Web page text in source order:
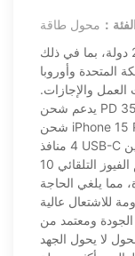
الفئة： محول طاقة
يغطي هذا المحول العالمي أكثر من 200 دولة، بما في ذلك
المتحدة وأوروبا
العمل والإجازات.
يدعم شحن PD 35W السريع، حيث يمكن لمنفذ USB-C1
شحن iPhone 15 Pro بنسبة 60% في 30 دقيقة فقط. مزود بـ
4 منافذ USB-C ومنفذين USB-A، يمكنه شحن ما يصل إلى 7
أجهزة في وقت واحد. تصميم الفيوز التلقائي 10A يحمي
مما يلغي الحاجة
للاشتعال عالية
الجودة ومعتمد من FCC وCE وRoHS، يضمن هذا المحول
لا يحول الجهد